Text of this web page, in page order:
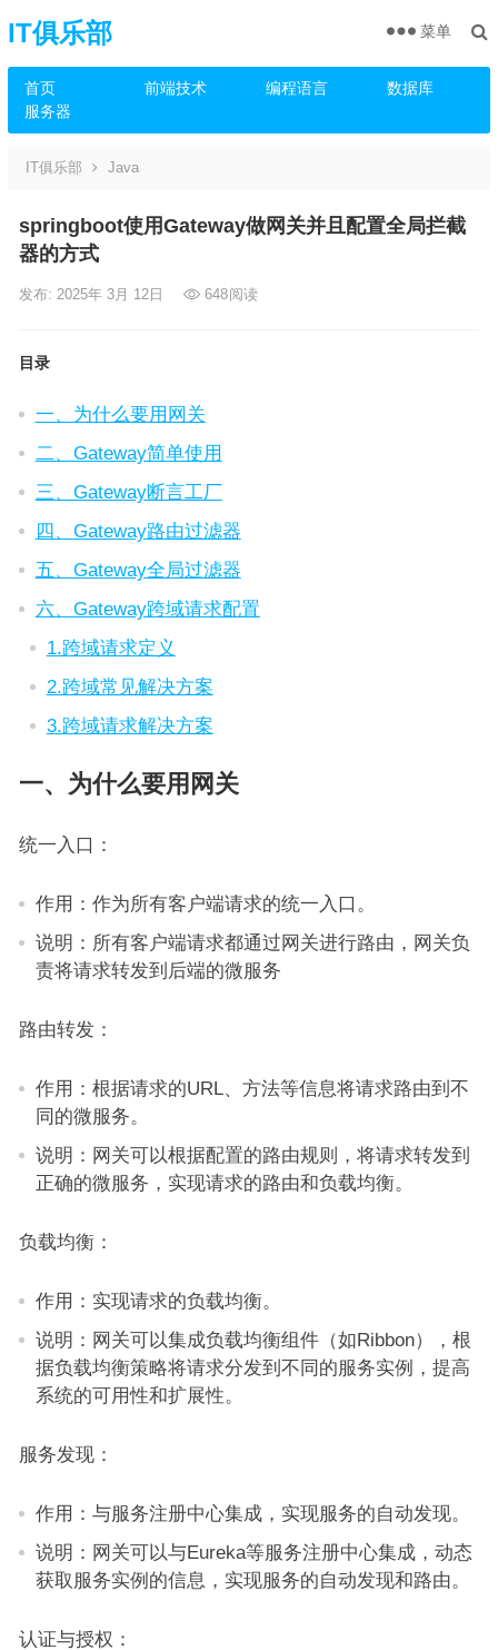
IT俱乐部
首页 前端技术 编程语言
数据库
服务器
菜单
IT俱乐部 Java
springboot使用Gateway做网关并且配置全局拦截
器的方式
发布: 2025年 3月 12日 648阅读
目录
一、为什么要用网关
二、Gateway简单使用
三、Gateway断言工厂
四、Gateway路由过滤器
五、Gateway全局过滤器
六、Gateway跨域请求配置
1.跨域请求定义
2.跨域常见解决方案
3.跨域请求解决方案
一、为什么要用网关
统一入口：
作用：作为所有客户端请求的统一入口。
说明：所有客户端请求都通过网关进行路由，网关负
责将请求转发到后端的微服务
路由转发：
作用：根据请求的URL、方法等信息将请求路由到不
同的微服务。
说明：网关可以根据配置的路由规则，将请求转发到
正确的微服务，实现请求的路由和负载均衡。
负载均衡：
作用：实现请求的负载均衡。
说明：网关可以集成负载均衡组件（如Ribbon），根
据负载均衡策略将请求分发到不同的服务实例，提高
系统的可用性和扩展性。
服务发现：
作用：与服务注册中心集成，实现服务的自动发现。
说明：网关可以与Eureka等服务注册中心集成，动态
获取服务实例的信息，实现服务的自动发现和路由。
认证与授权：